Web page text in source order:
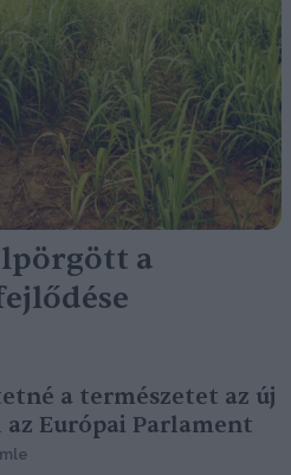
a
a természetet az új
Európai Parlament